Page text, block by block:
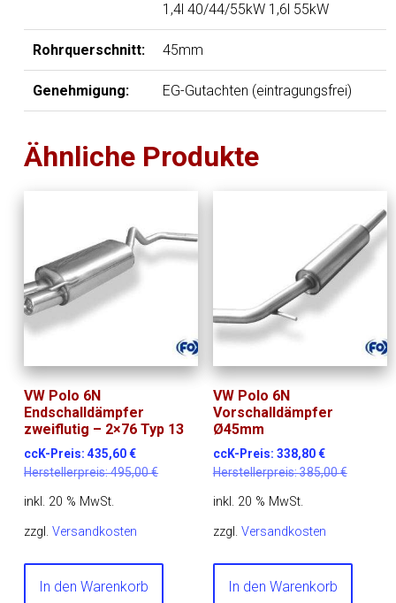
1,4l 40/44/55kW 1,6l 55kW
Rohrquerschnitt: 45mm
Genehmigung: EG-Gutachten (eintragungsfrei)
Ähnliche Produkte
VW Polo 6N
Endschalldämpfer
zweiflutig – 2×76 Typ 13
ccK-Preis:435,60€
Herstellerpreis:495,00€
inkl. 20 % MwSt.
zzgl.Versandkosten
In den Warenkorb
VW Polo 6N
Vorschalldämpfer
Ø45mm
ccK-Preis: 338,80€
Herstellerpreis:385,00€
inkl. 20 % MwSt.
zzgl. Versandkosten
In den Warenkorb